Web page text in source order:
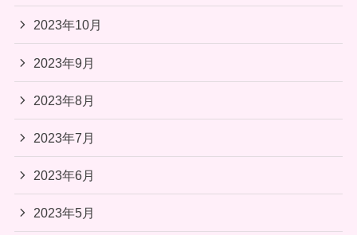
2023年10月
2023年9月
2023年8月
2023年7月
2023年6月
2023年5月